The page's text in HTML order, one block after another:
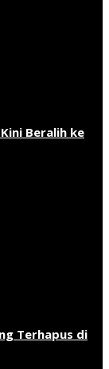
Beralih ke
Terhapus di